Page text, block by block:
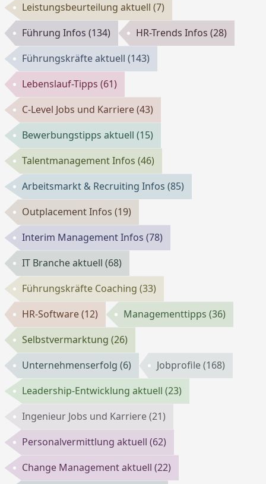
Leistungsbeurteilung aktuell(7)
Führung Infos(134) HR-Trends Infos(28)
Führungskräfte aktuell(143)
Lebenslauf-Tipps(61)
C-Level Jobs und Karriere(43)
Bewerbungstipps aktuell(15)
Talentmanagement Infos(46)
Arbeitsmarkt & Recruiting Infos(85)
Outplacement Infos(19)
Interim Management Infos(78)
IT Branche aktuell(68)
Führungskräfte Coaching(33)
HR-Software(12) Managementtipps(36)
Selbstvermarktung(26)
Unternehmenserfolg(6) Jobprofile(168)
Leadership-Entwicklung aktuell(23)
Ingenieur Jobs und Karriere(21)
Personalvermittlung aktuell(62)
Change Management aktuell(22)